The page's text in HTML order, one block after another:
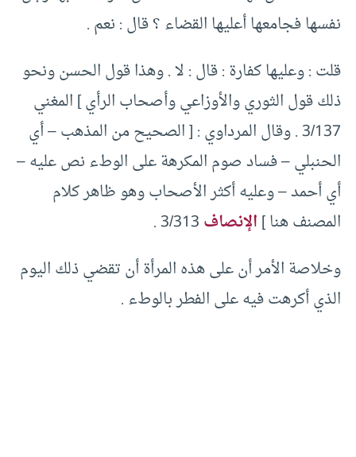
نفسها فجامعها أعليها القضاء ؟ قال : نعم .
قلت : وعليها كفارة : قال : لا . وهذا قول الحسن ونحو
ذلك قول الثوري والأوزاعي وأصحاب الرأي ] المغني
3/137 . وقال المرداوي : [ الصحيح من المذهب – أي
الحنبلي – فساد صوم المكرهة على الوطء نص عليه –
أي أحمد – وعليه أكثر الأصحاب وهو ظاهر كلام
المصنف هنا ]الإنصاف
وخلاصة الأمر أن على هذه المرأة أن تقضي ذلك اليوم
الذي أكرهت فيه على الفطر بالوطء .